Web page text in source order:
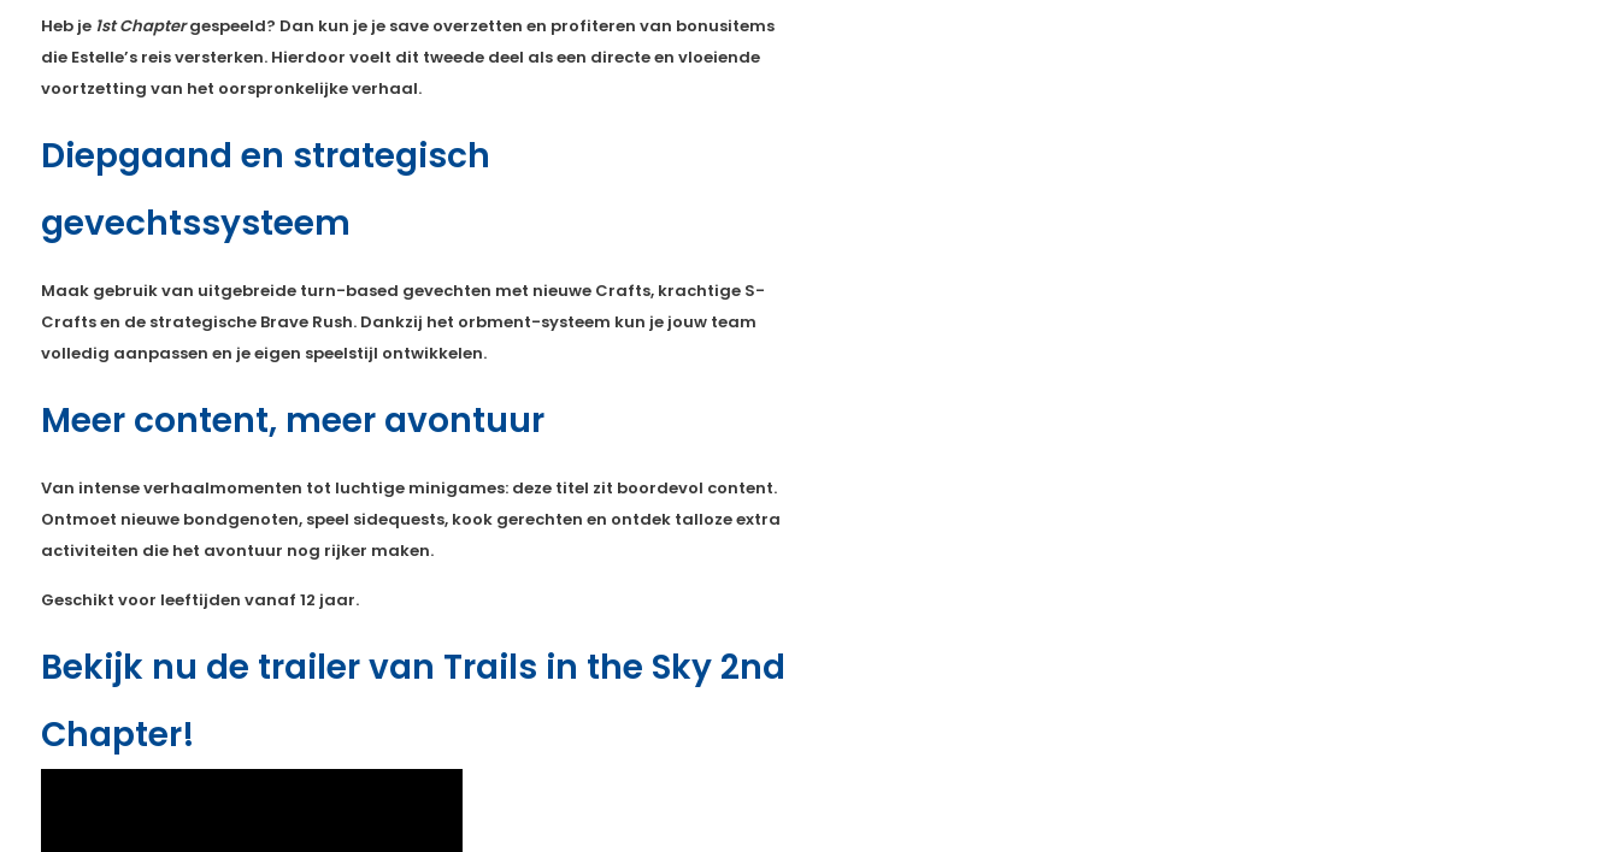
Heb je 1st Chaptergespeeld? Dan kun je je save overzetten en profiteren van bonusitems
die Estelle’s reis versterken. Hierdoor voelt dit tweede deel als een directe en vloeiende
voortzetting van het oorspronkelijke verhaal.
Diepgaand en strategisch
gevechtssysteem
Maak gebruik van uitgebreide turn-based gevechten met nieuwe Crafts, krachtige S-
Crafts en de strategische Brave Rush. Dankzij het orbment-systeem kun je jouw team
volledig aanpassen en je eigen speelstijl ontwikkelen.
Meer content, meer avontuur
Van intense verhaalmomenten tot luchtige minigames: deze titel zit boordevol content.
Ontmoet nieuwe bondgenoten, speel sidequests, kook gerechten en ontdek talloze extra
activiteiten die het avontuur nog rijker maken.
Geschikt voor leeftijden vanaf 12 jaar.
Bekijk nu de trailer van Trails in the Sky 2nd
Chapter!